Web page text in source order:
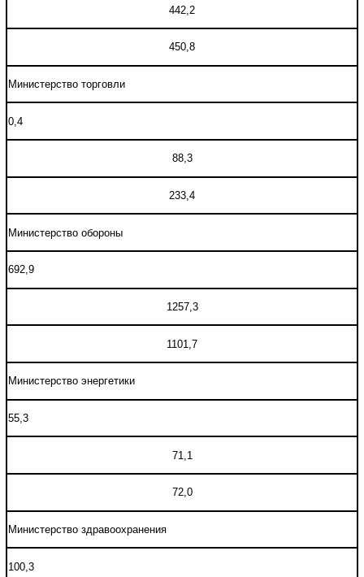
442,2
450,8
Министерство торговли
0,4
88,3
233,4
Министерство обороны
692,9
1257,3
1101,7
Министерство энергетики
55,3
71,1
72,0
Министерство здравоохранения
100,3